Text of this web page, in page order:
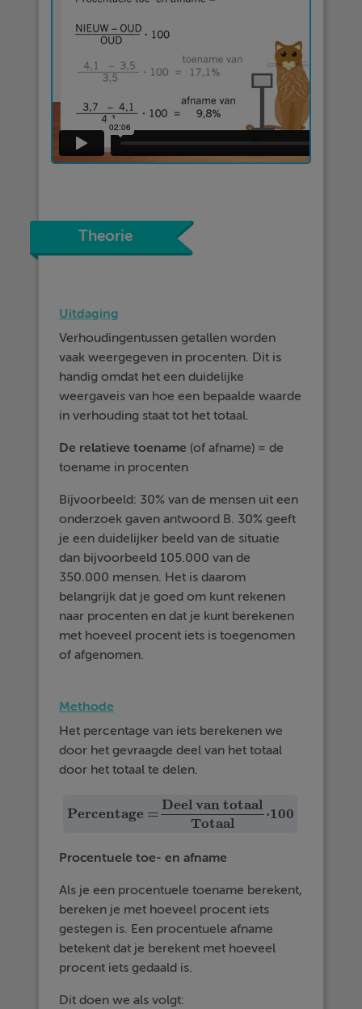
Theorie
Uitdaging
Verhoudingentussen getallen worden
vaak weergegeven in procenten. Dit is
handig omdat het een duidelijke
weergaveis van hoe een bepaalde waarde
in verhouding staat tot het totaal.
De relatieve toename (of afname) = de
toename in procenten
Bijvoorbeeld: 30% van de mensen uit een
onderzoek gaven antwoord B. 30% geeft
je een duidelijker beeld van de situatie
dan bijvoorbeeld 105.000 van de
350.000 mensen. Het is daarom
belangrijk dat je goed om kunt rekenen
naar procenten en dat je kunt berekenen
met hoeveel procent iets is toegenomen
of afgenomen.
Methode
Het percentage van iets berekenen we
door het gevraagde deel van het totaal
door het totaal te delen.
Percentage =
Deel van totaal
Totaal
⋅100
Percentage = Deel van totaalTotaal·100
Procentuele toe- en afname
Als je een procentuele toename berekent,
bereken je met hoeveel procent iets
gestegen is. Een procentuele afname
betekent dat je berekent met hoeveel
procent iets gedaald is.
Dit doen we als volgt: